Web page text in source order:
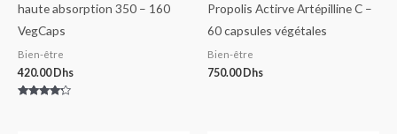
haute absorption 350 – 160
VegCaps
Bien-être
420.00Dhs
Propolis Actirve Artépilline C –
60 capsules végétales
Bien-être
750.00Dhs